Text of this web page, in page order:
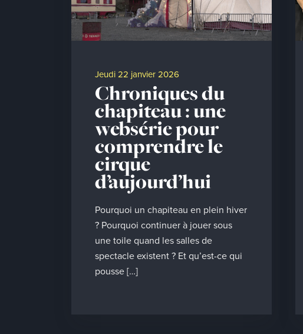
jeudi 22 janvier 2026
Chroniques du
chapiteau : une
websérie pour
comprendre le
cirque
d’aujourd’hui
Pourquoi un chapiteau en plein hiver
? Pourquoi continuer à jouer sous
une toile quand les salles de
spectacle existent ? Et qu’est-ce qui
pousse […]